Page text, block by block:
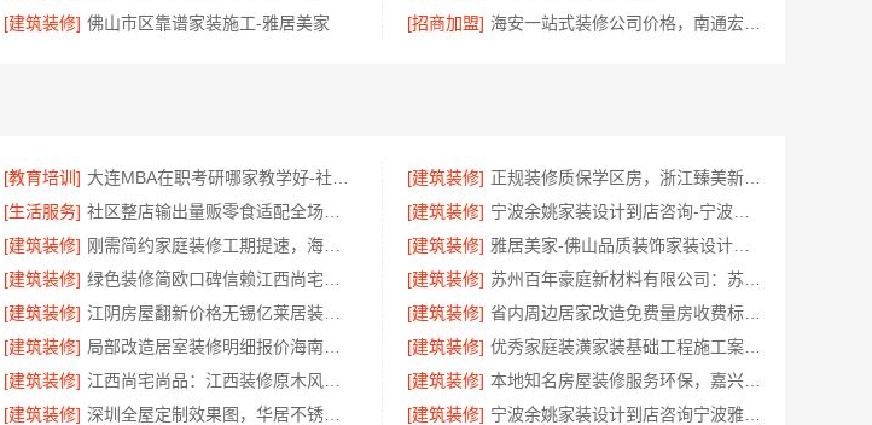
[建筑装修] 佛山市区靠谱家装施工-雅居美家 [招商加盟]
[教育培训] [建筑装修]
正规装修质保学区房，浙江臻美新型建材有限公司安心
[生活服务] [建筑装修]
宁波余姚家装设计到店咨询-宁波雅美和居建材科技
[建筑装修] [建筑装修]
雅居美家-佛山品质装饰家装设计首选品牌
[建筑装修] [建筑装修]
苏州百年豪庭新材料有限公司：苏州相城一站式家装设计多少钱拎包入住
[建筑装修] [建筑装修]
省内周边居家改造免费量房收费标准-浙江乐享新材料有限公司
[建筑装修] [建筑装修]
优秀家庭装潢家装基础工程施工案例——浙江乐享新材料有限公司
[建筑装修] [建筑装修]
本地知名房屋装修服务环保，嘉兴绿色之家建材科技有限公司
[建筑装修] [建筑装修]
宁波余姚家装设计到店咨询宁波雅美和居建材科技